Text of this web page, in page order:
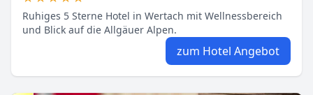
Ruhiges 5 Sterne Hotel in Wertach mit Wellnessbereich
und Blick auf die Allgäuer Alpen.
zum Hotel Angebot